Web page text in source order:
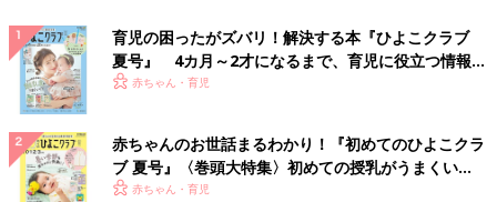
「100均で買った簡単な家計簿に自己流で記入しています。紙だ
とパッと比較できて見やすい」（とみー）
「ノートに枠を書いた手作り家計簿です。レシートは必ずもら
い、その日か翌日には記入しています。お金を使わなかった日は
可愛いシールを貼って、気持ちを高めています」（出戻り@ア
ギ）
育児の困ったがズバリ！解決する本『ひよこクラブ
夏号』 4カ月～2才になるまで、育児に役立つ情報が
いっぱい！
赤ちゃん・育児
赤ちゃんのお世話まるわかり！『初めてのひよこクラ
ブ 夏号』〈巻頭大特集〉初めての授乳がうまくい
く！ おっぱい・ミルクの基本と夏のトラブル 解決テ
赤ちゃん・育児